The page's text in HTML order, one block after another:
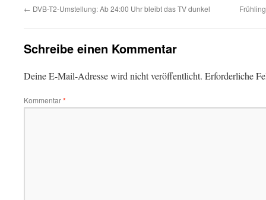
← DVB-T2-Umstellung: Ab 24:00 Uhr bleibt das TV dunkel
Schreibe einen Kommentar
Deine E-Mail-Adresse wird nicht veröffentlicht. Erforderliche
Kommentar*